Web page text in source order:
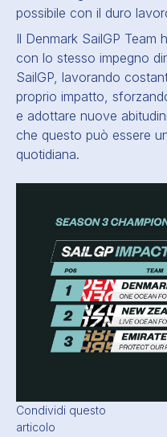
Condividi questo
articolo
possibile con il duro
Il Denmark SailGP
con lo stesso impegno
SailGP, lavorando
proprio impatto,
e adottare nuove
che questo può essere
quotidiana.